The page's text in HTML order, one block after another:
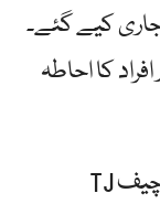
کیے گئے۔
کا احاطہ
اورنج کاؤنٹی فائر اتھارٹی کے عبوری فائر چیف TJ